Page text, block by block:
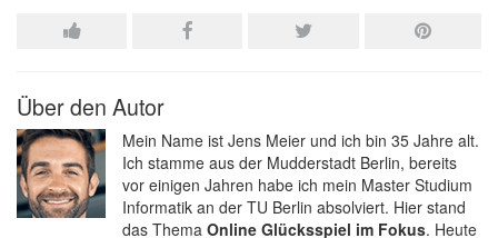
Über den Autor
Mein Name ist Jens Meier und ich bin 35 Jahre alt.
Ich stamme aus der Mudderstadt Berlin, bereits
vor einigen Jahren habe ich mein Master Studium
Informatik an der TU Berlin absolviert. Hier stand
das Thema Online Glücksspiel im Fokus. Heute